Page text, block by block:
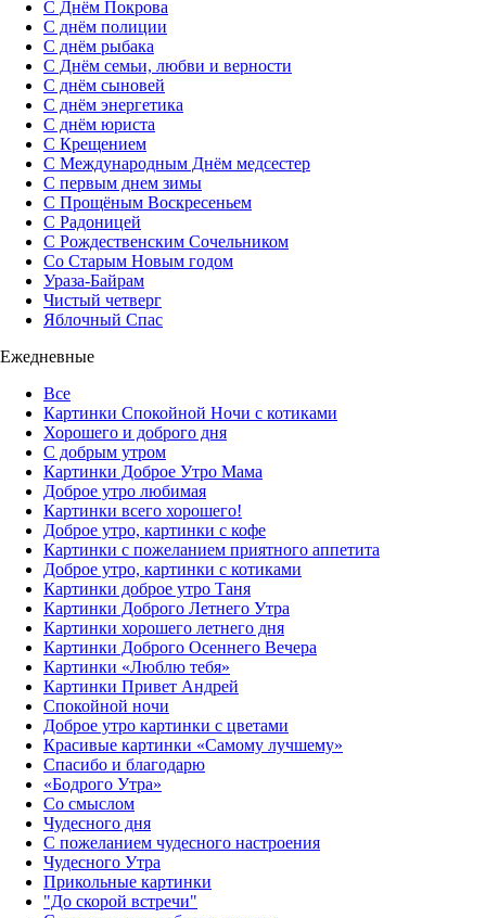
С Днём Покрова
С днём полиции
С днём рыбака
С Днём семьи, любви и верности
С днём сыновей
С днём энергетика
С днём юриста
С Крещением
С Международным Днём медсестер
С первым днем зимы
С Прощёным Воскресеньем
С Радоницей
С Рождественским Сочельником
Со Старым Новым годом
Ураза-Байрам
Чистый четверг
Яблочный Спас
Ежедневные
Все
Картинки Спокойной Ночи с котиками
Хорошего и доброго дня
С добрым утром
Картинки Доброе Утро Мама
Доброе утро любимая
Картинки всего хорошего!
Доброе утро, картинки с кофе
Картинки с пожеланием приятного аппетита
Доброе утро, картинки с котиками
Картинки доброе утро Таня
Картинки Доброго Летнего Утра
Картинки хорошего летнего дня
Картинки Доброго Осеннего Вечера
Картинки «Люблю тебя»
Картинки Привет Андрей
Спокойной ночи
Доброе утро картинки с цветами
Красивые картинки «Самому лучшему»
Спасибо и благодарю
«‎Бодрого Утра»‎
Со смыслом
Чудесного дня
С пожеланием чудесного настроения
Чудесного Утра
Прикольные картинки
"До скорой встречи"